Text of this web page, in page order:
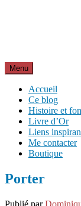
Menu
Accueil
Ce blog
Histoire et
Livre d’Or
Liens
Me contacter
Boutique
Porter
Publié par